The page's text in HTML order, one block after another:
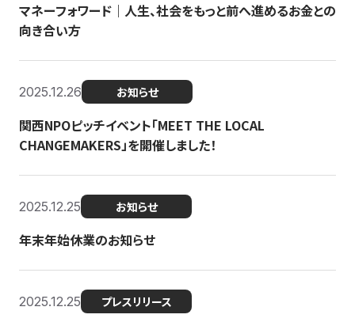
マネーフォワード｜人生、社会をもっと前へ進めるお金との
向き合い方
2025.12.26 お知らせ
関西NPOピッチイベント「MEET THE LOCAL
CHANGEMAKERS」を開催しました！
2025.12.25 お知らせ
年末年始休業のお知らせ
2025.12.25 プレスリリース